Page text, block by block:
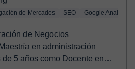
de Mercados SEO Google Analytics
de Negocios
en administración
5 años como Docente en